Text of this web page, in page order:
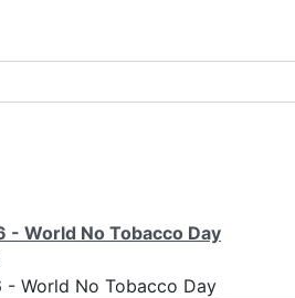
- World No Tobacco Day
- World No Tobacco Day